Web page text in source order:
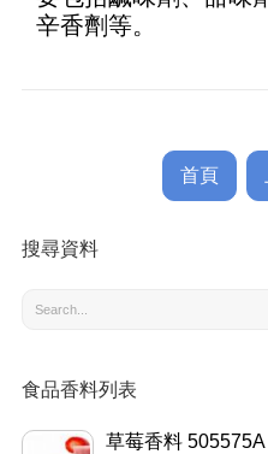
辛香劑等。
首頁
搜尋資料
食品香料列表
草莓香料 505575A